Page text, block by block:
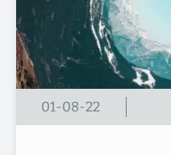
01-08-22